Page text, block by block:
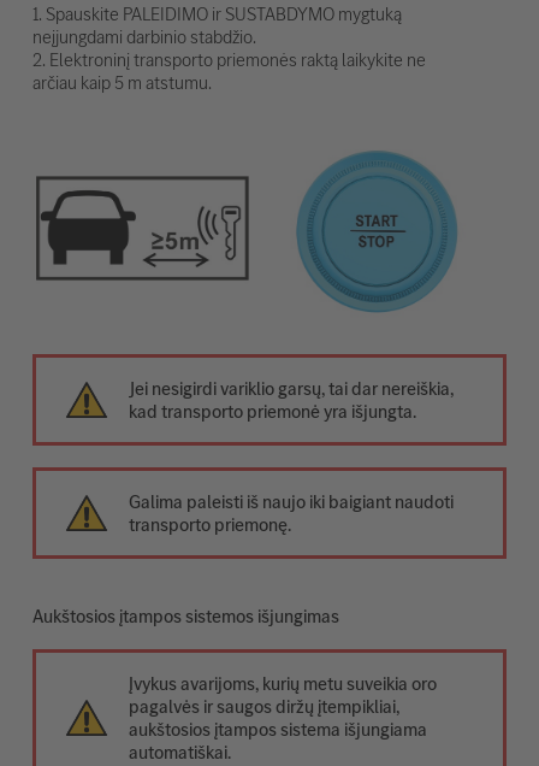
1. Spauskite PALEIDIMO ir SUSTABDYMO mygtuką
neįjungdami darbinio stabdžio.
2. Elektroninį transporto priemonės raktą laikykite ne
arčiau kaip 5 m atstumu.
Jei nesigirdi variklio garsų, tai dar nereiškia,
kad transporto priemonė yra išjungta.
Galima paleisti iš naujo iki baigiant naudoti
transporto priemonę.
Aukštosios įtampos sistemos išjungimas
Įvykus avarijoms, kurių metu suveikia oro
pagalvės ir saugos diržų įtempikliai,
aukštosios įtampos sistema išjungiama
automatiškai.